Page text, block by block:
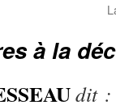
à la
dit :